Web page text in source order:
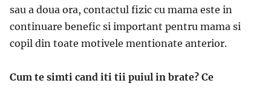
sau a doua ora, contactul fizic cu mama este in
continuare benefic si important pentru mama si
copil din toate motivele mentionate anterior.
Cum te simti cand iti tii puiul in brate? Ce